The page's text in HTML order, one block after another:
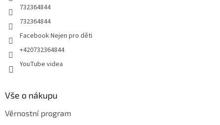
732364844
732364844
Facebook Nejen pro děti
+420732364844
YouTube videa
Vše o nákupu
Věrnostní program